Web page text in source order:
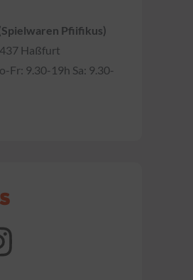
Pfiifikus)
Haßfurt
Fr: 9.30-19h Sa: 9.30-